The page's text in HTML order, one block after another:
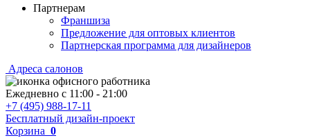
Партнерам
Франшиза
Предложение для оптовых клиентов
Партнерская программа для дизайнеров
Адреса салонов
Ежедневно с 11:00 - 21:00
+7 (495) 988-17-11
Бесплатный дизайн-проект
Корзина 0